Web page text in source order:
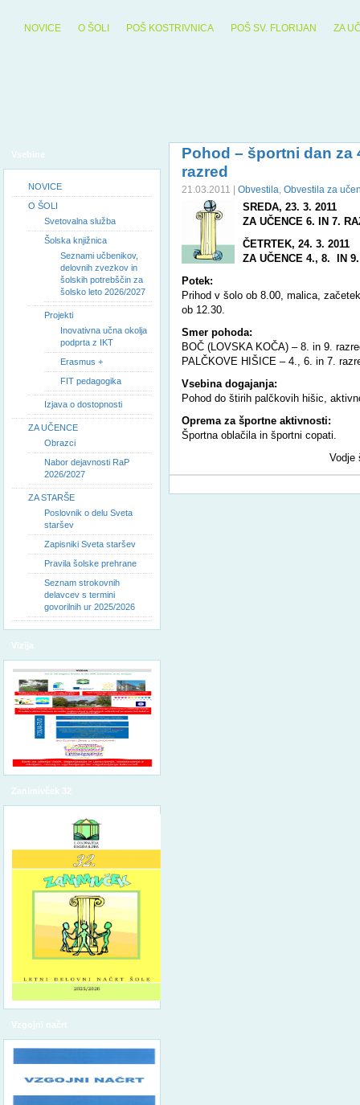
NOVICE O ŠOLI POŠ KOSTRIVNICA POŠ SV. FLORIJAN ZA
Vsebine
NOVICE
O ŠOLI
Svetovalna služba
Šolska knjižnica
Seznami učbenikov,
delovnih zvezkov in
šolskih potrebščin za
šolsko leto 2026/2027
Projekti
Inovativna učna okolja
podprta z IKT
Erasmus +
FIT pedagogika
Izjava o dostopnosti
ZA UČENCE
Obrazci
Nabor dejavnosti RaP
2026/2027
ZA STARŠE
Poslovnik o delu Sveta
staršev
Zapisniki Sveta staršev
Pravila šolske prehrane
Seznam strokovnih
delavcev s termini
govorilnih ur 2025/2026
Vizija
Zanimivček 32
Vzgojni načrt
Pohod – športni dan za
razred
21.03.2011 | Obvestila, Obvestila za
SREDA, 23. 3. 2011
ZA UČENCE 6. IN 7.
ČETRTEK, 24. 3. 2011
ZA UČENCE 4., 8. IN
Potek:
Prihod v šolo ob 8.00, malica,
ob 12.30.
Smer pohoda:
BOČ (LOVSKA KOČA) – 8. in 9.
PALČKOVE HIŠICE – 4., 6. in 7.
Vsebina dogajanja:
Pohod do štirih palčkovih hišic,
Oprema za športne aktivnosti:
Športna oblačila in športni copati.
Vodje